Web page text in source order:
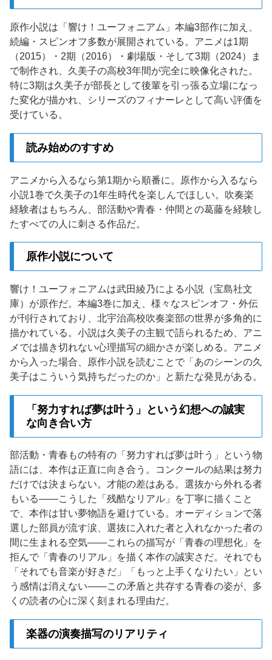
原作小説は「響け！ユーフォニアム」本編3部作に加え、
続編・スピンオフ多数が展開されている。アニメは1期
（2015）・2期（2016）・劇場版・そして3期（2024）ま
で制作され、久美子の高校3年間が完全に映像化された。
特に3期は久美子が部長として後輩を引っ張る立場になっ
た変化が描かれ、シリーズのフィナーレとして高い評価を
受けている。
読み始めのすすめ
アニメから入るなら第1期から順番に。原作から入るなら
小説1巻で久美子の1年生時代を楽しんでほしい。吹奏楽
経験者はもちろん、部活動や青春・仲間との葛藤を経験し
たすべての人に刺さる作品だ。
原作小説について
響け！ユーフォニアムは武田綾乃による小説（宝島社文
庫）が原作だ。本編3巻に加え、様々なスピンオフ・外伝
が刊行されており、北宇治高校吹奏楽部の世界が多角的に
描かれている。小説は久美子の主観で語られるため、アニ
メでは描き切れない心理描写の細かさが楽しめる。アニメ
から入った場合、原作小説を読むことで「あのシーンの久
美子はこういう気持ちだったのか」と新たな発見がある。
「努力すれば夢は叶う」という幻想への誠実
な向き合い方
部活動・青春もの特有の「努力すれば夢は叶う」という物
語には、本作は正直に向き合う。コンクールの結果は努力
だけでは決まらない。才能の差はある。選抜から外れる者
もいる——こうした「残酷なリアル」を丁寧に描くこと
で、本作は甘い夢物語を避けている。オーディションで落
選した部員が流す涙、選抜に入れた者と入れなかった者の
間に生まれる空気——これらの描写が「青春の理想化」を
拒んで「青春のリアル」を描く本作の誠実さだ。それでも
「それでも音楽が好きだ」「もっと上手くなりたい」とい
う感情は消えない——この矛盾と共存する青春の姿が、多
くの読者の心に深く刻まれる理由だ。
楽器の演奏描写のリアリティ